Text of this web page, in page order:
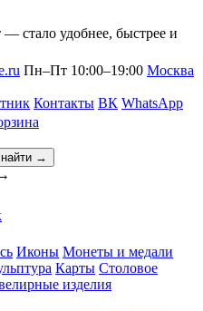
стало удобнее, быстрее и
Пн–Пт 10:00–19:00 Москва
Контакты ВК WhatsApp
найти →
Иконы Монеты и медали
Карты Столовое
изделия